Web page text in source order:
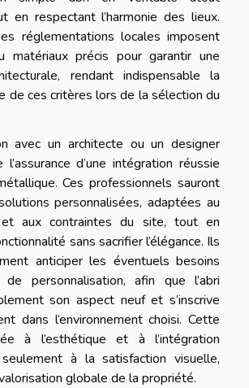
en respectant l’harmonie des lieux.
réglementations locales imposent
matériaux précis pour garantir une
rendant indispensable la
de ces critères lors de la sélection du
avec un architecte ou un designer
d’une intégration réussie
Ces professionnels sauront
personnalisées, adaptées au
aux contraintes du site, tout en
sans sacrifier l’élégance. Ils
anticiper les éventuels besoins
de personnalisation, afin que l’abri
son aspect neuf et s’inscrive
dans l’environnement choisi. Cette
à l’esthétique et à l’intégration
à la satisfaction visuelle,
globale de la propriété.